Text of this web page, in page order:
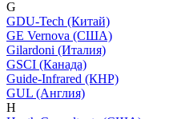
G
GDU-Tech (Китай)
GE Vernova (США)
Gilardoni (Италия)
GSCI (Канада)
Guide-Infrared (КНР)
GUL (Англия)
H